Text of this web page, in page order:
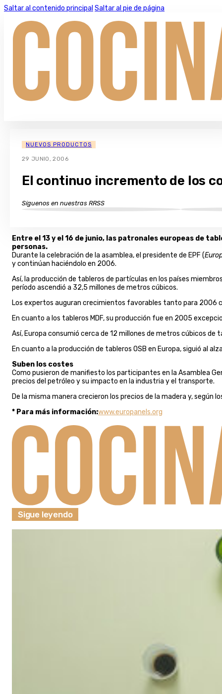
Saltar al contenido principal Saltar al pie de página
NUEVOS PRODUCTOS
29 JUNIO, 2006
El continuo incremento de los
Síguenos en nuestras RRSS
Entre el 13 y el 16 de junio, las patronales europeas de
personas.
Durante la celebración de la asamblea, el presidente de EPF (
y continúan haciéndolo en 2006.
Así, la producción de tableros de partículas en los países
período ascendió a 32,5 millones de metros cúbicos.
Los expertos auguran crecimientos favorables tanto para 2006
En cuanto a los tableros MDF, su producción fue en 2005
Así, Europa consumió cerca de 12 millones de metros cúbicos de
En cuanto a la producción de tableros OSB en Europa, siguió al
Suben los costes
Como pusieron de manifiesto los participantes en la Asamblea
precios del petróleo y su impacto en la industria y el transporte.
De la misma manera crecieron los precios de la madera y,
* Para más información:www.europanels.org
Sigue leyendo